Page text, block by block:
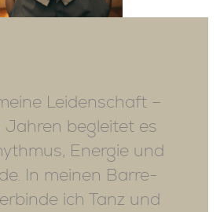
Leidenschaft –
Jahren begleitet es
Energie und
In meinen Barre-
ich Tanz und